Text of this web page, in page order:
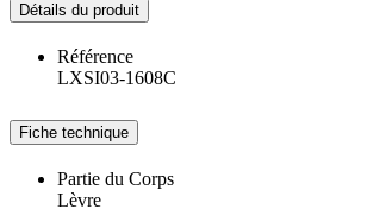
Détails du produit
Référence
LXSI03-1608C
Fiche technique
Partie du Corps
Lèvre